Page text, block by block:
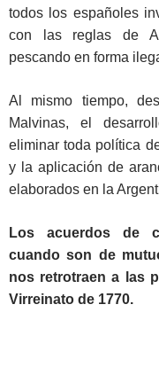
todos los españoles
con las reglas de
pescando en forma
Al mismo tiempo,
Malvinas, el
eliminar toda política
y la aplicación de
elaborados en la
Los acuerdos de
cuando son de
nos retrotraen a las
Virreinato de 1770.